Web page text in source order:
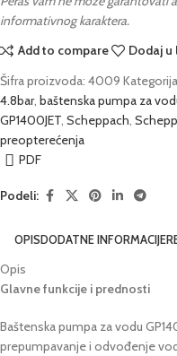
informativnog karaktera.
Add to compare
Dodaj u
Šifra proizvoda: 4009
4.8bar, baštenska pumpa za
GP1400JET Scheppach
preopterećenja
PDF
Podeli:
OPISDODATNE INFORMACIJE
Opis
Glavne funkcije i prednosti
Baštenska pumpa za vodu
prepumpavanje i odvođenje